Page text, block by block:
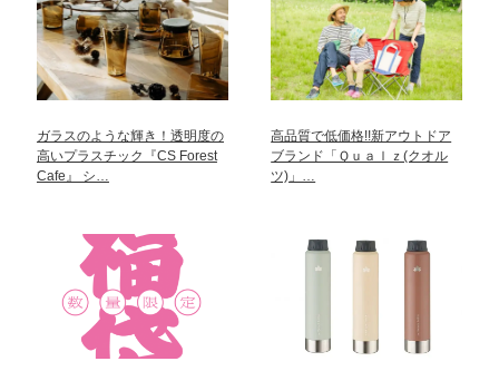
ガラスのような輝き！透明度の
高いプラスチック『CS Forest
Cafe』 シ…
高品質で低価格!!新アウトドア
ブランド「Ｑｕａｌｚ(クオル
ツ)」…